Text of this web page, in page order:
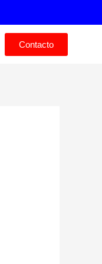
Contacto